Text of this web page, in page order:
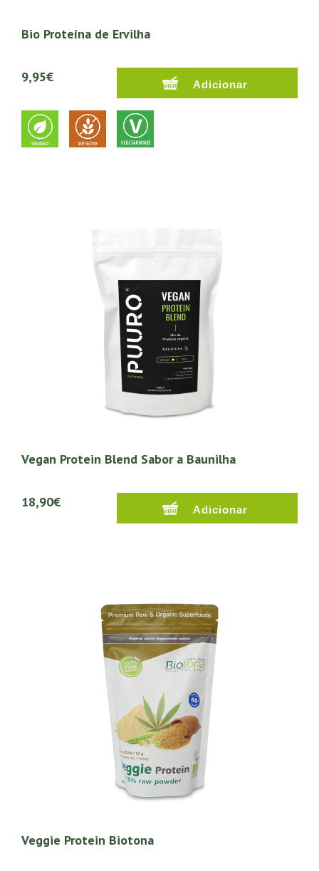
Bio Proteína de Ervilha
9,95€
Vegan Protein Blend Sabor a Baunilha
18,90€
Veggie Protein Biotona